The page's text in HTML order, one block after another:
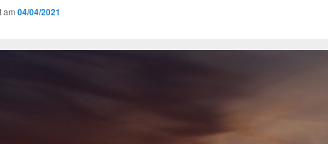
am 04/04/2021